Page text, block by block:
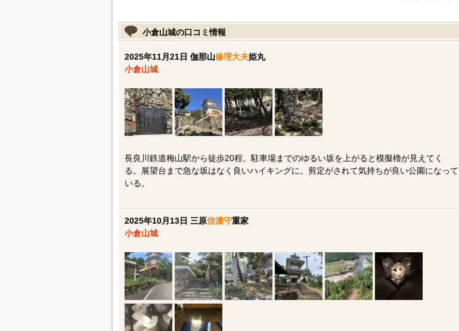
小倉山城の口コミ情報
2025年11月21日 伽那山修理大夫姫丸
小倉山城
長良川鉄道梅山駅から徒歩20程。駐車場までのゆるい坂を上がると模擬櫓が見えてく
る。展望台まで急な坂はなく良いハイキングに。剪定がされて気持ちが良い公園になって
いる。
2025年10月13日 三原信濃守重家
小倉山城